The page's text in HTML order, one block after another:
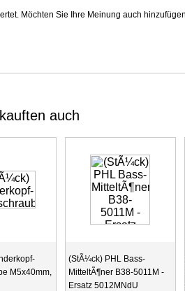
Möchten Sie Ihre Meinung auch
auch
M5x40mm,
(StÃ¼ck) PHL Bass-
MitteltÃ¶ner B38-5011M -
Ersatz 5012MNdU